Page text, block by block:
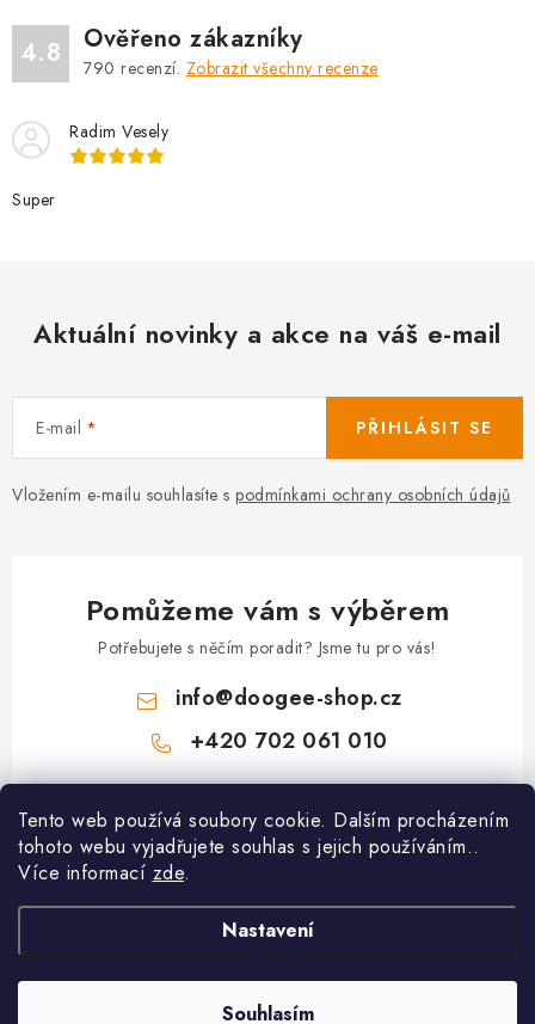
Tento web používá soubory cookie. Dalším procházením
tohoto webu vyjadřujete souhlas s jejich používáním..
Více informací zde.
Nastavení
Souhlasím
4.8 Ověřeno zákazníky
790 recenzí. Zobrazit všechny recenze
Radim Vesely
Super
Aktuální novinky a akce na váš e-mail
E-mail
Vložením e-mailu souhlasíte s podmínkami ochrany osobních údajů
PŘIHLÁSIT SE
Pomůžeme vám s výběrem
Potřebujete s něčím poradit? Jsme tu pro vás!
info@doogee-shop.cz
+420 702 061 010
Z
Zákaznický servis
Kontakty
Spolupracující výrobci
Doogee-Shop.cz. Všechna práva vyhrazena.